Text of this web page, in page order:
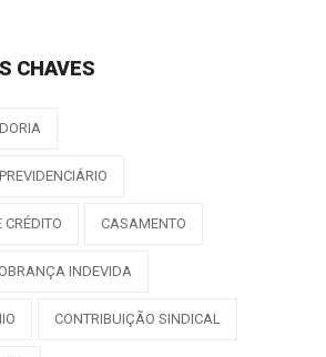
CHAVES
CRÉDITO CASAMENTO
INDEVIDA
CONTRIBUIÇÃO SINDICAL